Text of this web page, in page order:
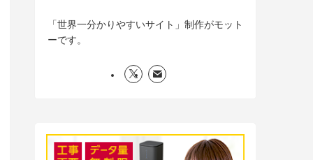
「世界一分かりやすいサイト」制作がモット
ーです。